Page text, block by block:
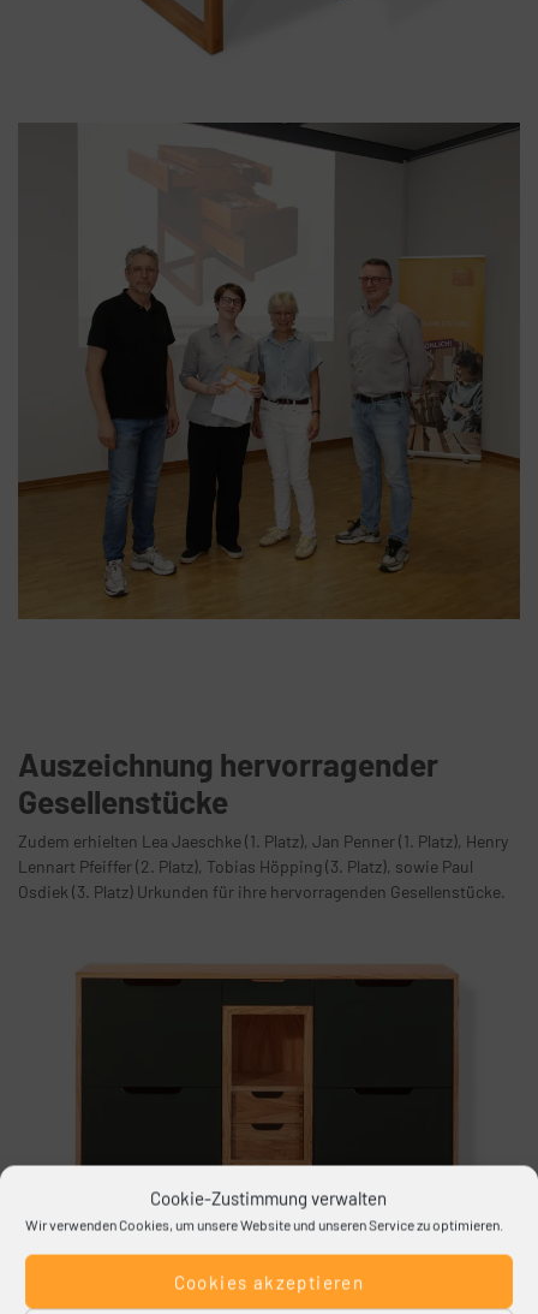
Cookie-Zustimmung verwalten
Wir verwenden Cookies, um unsere Website und unseren Service zu optimieren.
Cookies akzeptieren
Auszeichnung hervorragender
Gesellenstücke
Zudem erhielten Lea Jaeschke (1. Platz), Jan Penner (1. Platz), Henry
Lennart Pfeiffer (2. Platz), Tobias Höpping (3. Platz), sowie Paul
Osdiek (3. Platz) Urkunden für ihre hervorragenden Gesellenstücke.